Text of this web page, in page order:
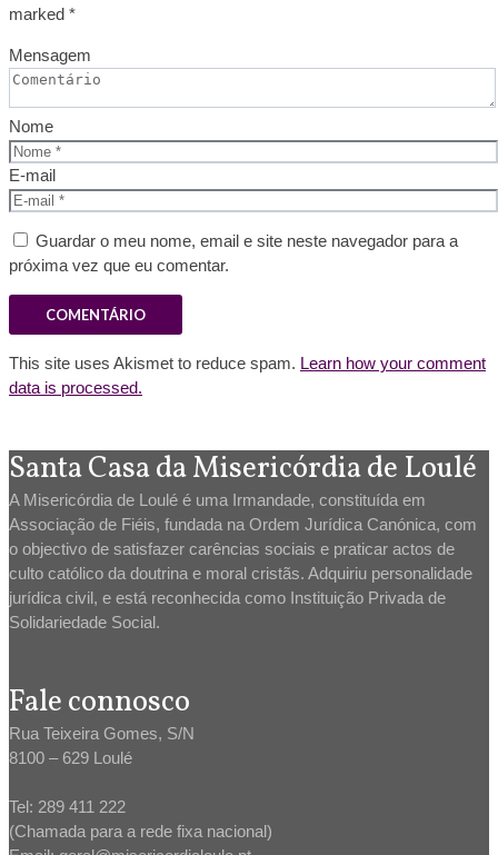
marked *
Mensagem
Nome
E-mail
Guardar o meu nome, email e site neste navegador para a
próxima vez que eu comentar.
This site uses Akismet to reduce spam. Learn how your comment
data is processed.
Santa Casa da Misericórdia de Loulé
A Misericórdia de Loulé é uma Irmandade, constituída em
Associação de Fiéis, fundada na Ordem Jurídica Canónica, com
o objectivo de satisfazer carências sociais e praticar actos de
culto católico da doutrina e moral cristãs. Adquiriu personalidade
jurídica civil, e está reconhecida como Instituição Privada de
Solidariedade Social.
Fale connosco
Rua Teixeira Gomes, S/N
8100 – 629 Loulé
Tel: 289 411 222
(Chamada para a rede fixa nacional)